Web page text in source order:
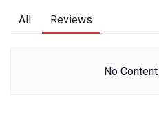
All Reviews
No